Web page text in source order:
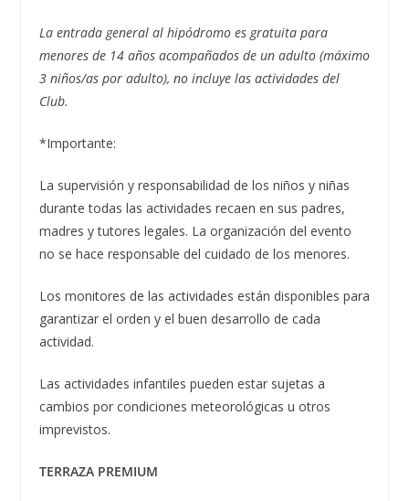
La entrada general al hipódromo es gratuita para
menores de 14 años acompañados de un adulto (máximo
3 niños/as por adulto), no incluye las actividades del
Club.
*Importante:
La supervisión y responsabilidad de los niños y niñas
durante todas las actividades recaen en sus padres,
madres y tutores legales. La organización del evento
no se hace responsable del cuidado de los menores.
Los monitores de las actividades están disponibles para
garantizar el orden y el buen desarrollo de cada
actividad.
Las actividades infantiles pueden estar sujetas a
cambios por condiciones meteorológicas u otros
imprevistos.
TERRAZA PREMIUM